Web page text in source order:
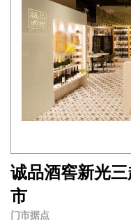
诚品酒窖新光三
市
门市据点